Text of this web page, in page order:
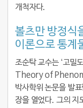
개척자다.
볼츠만 방정식
이론으로 통계
조순탁 교수는 ‘고
Theory of
박사학위 논문을 발
장을 열었다. 그의